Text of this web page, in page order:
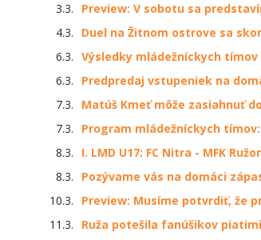
3.3.
Preview: V sobotu sa
4.3.
Duel na Žitnom ostrove sa
6.3. Výsledky mládežníckych tímov
6.3.
Predpredaj vstupeniek na
7.3.
Matúš Kmeť môže zasiahnuť
7.3.
Program mládežníckych
8.3.
I. LMD U17: FC Nitra - MFK
8.3.
Pozývame vás na domáci
10.3.
Preview: Musíme potvrdiť, že
11.3.
Ruža potešila fanúšikov piatimi